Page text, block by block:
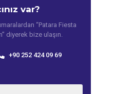
var?
“Patara Fiesta
diyerek bize ulaşın.
+90 252 424 09 69